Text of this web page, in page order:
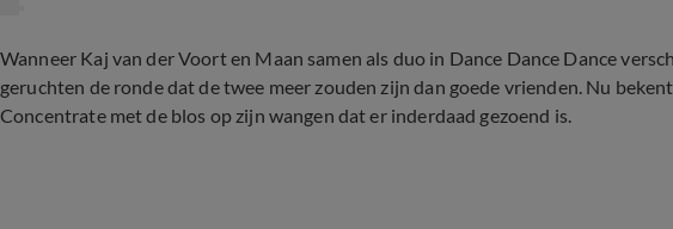
Wanneer Kaj van der Voort en Maan samen als duo in Dance Dance Dance
geruchten de ronde dat de twee meer zouden zijn dan goede vrienden. Nu
Concentrate met de blos op zijn wangen dat er inderdaad gezoend is.